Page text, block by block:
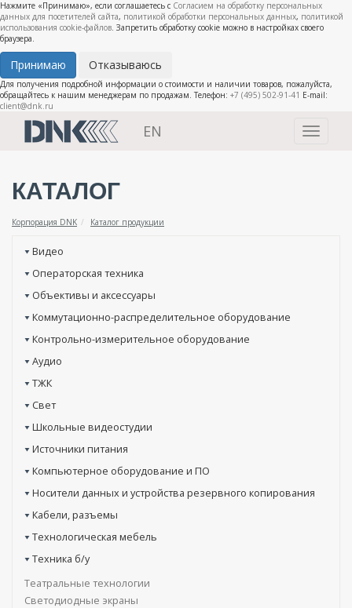
Нажмите «Принимаю», если соглашаетесь с Согласием на обработку персональных
данных для посетителей сайта, политикой обработки персональных данных, политикой
использования cookie-файлов. Запретить обработку cookie можно в настройках своего
браузера.
Принимаю Отказываюсь
Для получения подробной информации о стоимости и наличии товаров, пожалуйста,
обращайтесь к нашим менеджерам по продажам. Телефон: +7 (495) 502-91-41 E-mail:
client@dnk.ru
Toggle
EN
КАТАЛОГ
Корпорация DNK Каталог продукции
Видео
Операторская техника
Объективы и аксессуары
Коммутационно-распределительное оборудование
Контрольно-измерительное оборудование
Аудио
ТЖК
Свет
Школьные видеостудии
Источники питания
Компьютерное оборудование и ПО
Носители данных и устройства резервного копирования
Кабели, разъемы
Технологическая мебель
Техника б/у
Театральные технологии
Светодиодные экраны